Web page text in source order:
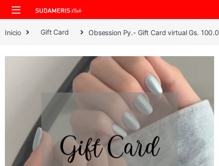
Skip to navigation
Skip to content
Inicio Gift Card Obsession Py.- Gift Card virtual Gs.